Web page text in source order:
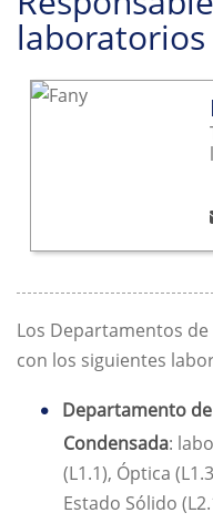
laboratorios
Los Departamentos
con los siguientes
Departamento
Condensada:
(L1.1), Óptica
Estado Sólido